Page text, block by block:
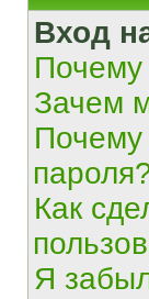
Вход
Почему
Зачем
Почему
Как
Я